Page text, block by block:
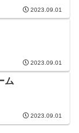
2023.09.01
2023.09.01
ム
2023.09.01